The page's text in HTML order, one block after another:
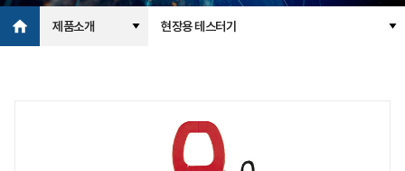
제품소개 현장용 테스터기